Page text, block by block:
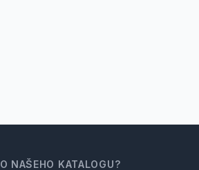
NAŠEHO KATALOGU?